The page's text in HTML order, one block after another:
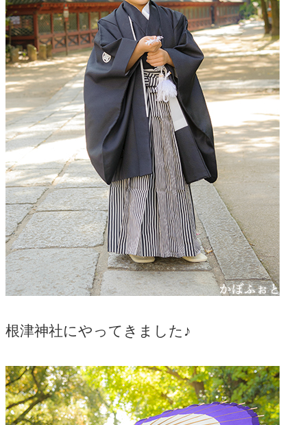
根津神社にやってきました♪